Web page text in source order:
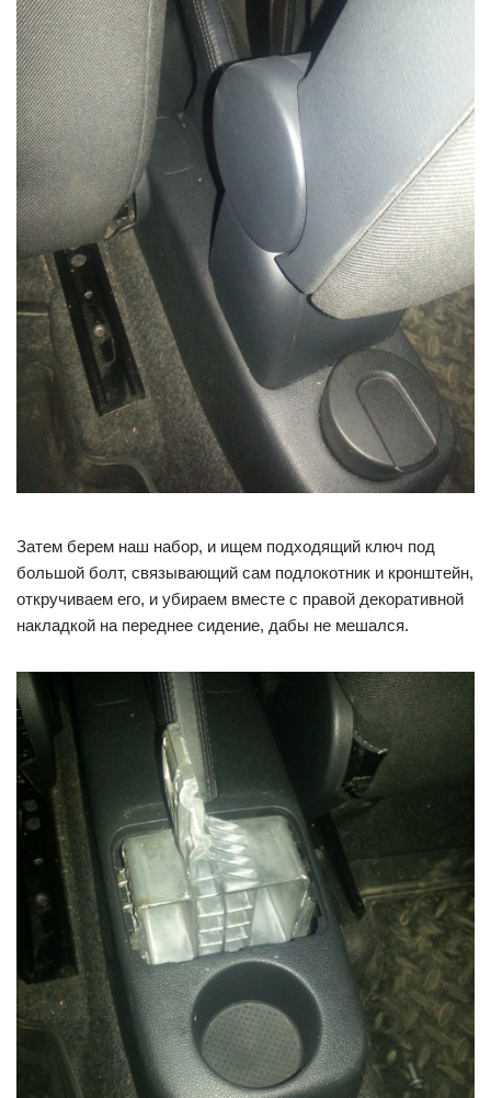
Затем берем наш набор, и ищем подходящий ключ под
большой болт, связывающий сам подлокотник и кронштейн,
откручиваем его, и убираем вместе с правой декоративной
накладкой на переднее сидение, дабы не мешался.